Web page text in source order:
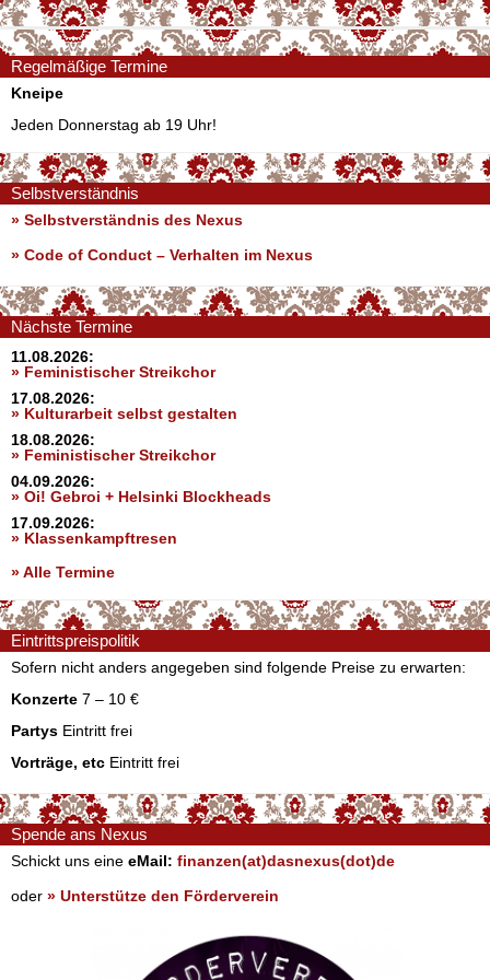
Regelmäßige Termine
Kneipe
Jeden Donnerstag ab 19 Uhr!
Selbstverständnis
» Selbstverständnis des Nexus
» Code of Conduct – Verhalten im Nexus
Nächste Termine
11.08.2026:
» Feministischer Streikchor
17.08.2026:
» Kulturarbeit selbst gestalten
18.08.2026:
» Feministischer Streikchor
04.09.2026:
» Oi! Gebroi + Helsinki Blockheads
17.09.2026:
» Klassenkampftresen
» Alle Termine
Eintrittspreispolitik
Sofern nicht anders angegeben sind folgende Preise zu erwarten:
Konzerte 7 – 10 €
Partys Eintritt frei
Vorträge, etc Eintritt frei
Spende ans Nexus
Schickt uns eine eMail: finanzen(at)dasnexus(dot)de
oder » Unterstütze den Förderverein